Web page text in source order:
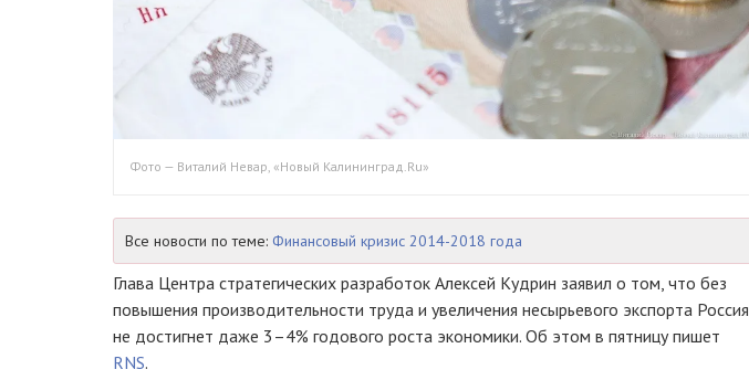
Фото — Виталий Невар, «Новый Калининград.Ru»
Все новости по теме: Финансовый кризис 2014-2018 года
Глава Центра стратегических разработок Алексей Кудрин заявил о том, что без
повышения производительности труда и увеличения несырьевого экспорта Россия
не достигнет даже 3–4% годового роста экономики. Об этом в пятницу пишет
RNS.